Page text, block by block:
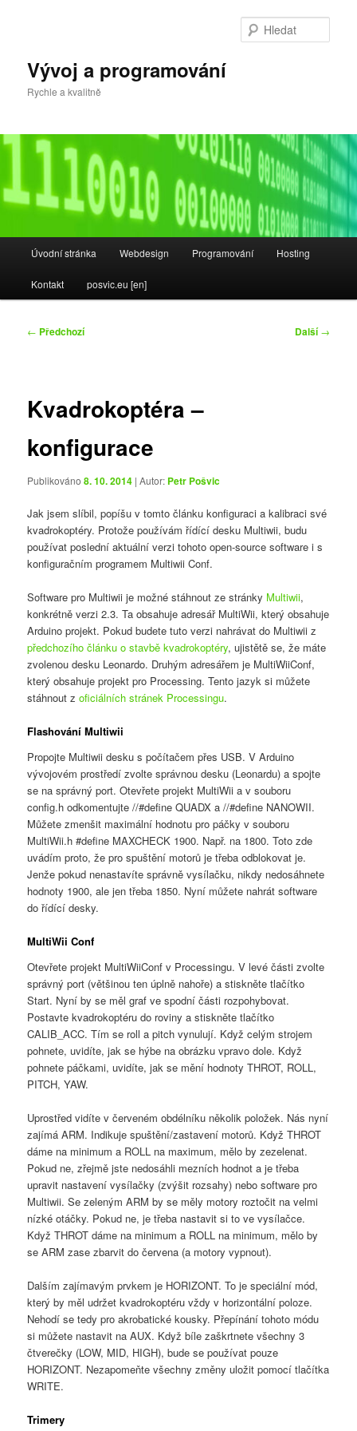
Vývoj a programování
Rychle a kvalitně
navigační
Úvodní stránka Webdesign Programování Hosting
Kontakt posvic.eu [en]
Navigace
← Předchozí Další→
Kvadrokoptéra –
konfigurace
Publikováno8. 10. 2014 | Autor: Petr Pošvic
Jak jsem slíbil, popíšu v tomto článku konfiguraci a kalibraci své
kvadrokoptéry. Protože používám řídící desku Multiwii, budu
používat poslední aktuální verzi tohoto open-source software i s
konfiguračním programem Multiwii Conf.
Software pro Multiwii je možné stáhnout ze stránky Multiwii,
konkrétně verzi 2.3. Ta obsahuje adresář MultiWii, který obsahuje
Arduino projekt. Pokud budete tuto verzi nahrávat do Multiwii z
předchozího článku o stavbě kvadrokoptéry, ujistětě se, že máte
zvolenou desku Leonardo. Druhým adresářem je MultiWiiConf,
který obsahuje projekt pro Processing. Tento jazyk si můžete
stáhnout zoficiálních stránek Processingu.
Flashování Multiwii
Propojte Multiwii desku s počítačem přes USB. V Arduino
vývojovém prostředí zvolte správnou desku (Leonardu) a spojte
se na správný port. Otevřete projekt MultiWii a v souboru
config.h odkomentujte //#define QUADX a //#define NANOWII.
Můžete zmenšit maximální hodnotu pro páčky v souboru
MultiWii.h #define MAXCHECK 1900. Např. na 1800. Toto zde
uvádím proto, že pro spuštění motorů je třeba odblokovat je.
Jenže pokud nenastavíte správně vysílačku, nikdy nedosáhnete
hodnoty 1900, ale jen třeba 1850. Nyní můžete nahrát software
do řídící desky.
MultiWii Conf
Otevřete projekt MultiWiiConf v Processingu. V levé části zvolte
správný port (většinou ten úplně nahoře) a stiskněte tlačítko
Start. Nyní by se měl graf ve spodní části rozpohybovat.
Postavte kvadrokoptéru do roviny a stiskněte tlačítko
CALIB_ACC. Tím se roll a pitch vynulují. Když celým strojem
pohnete, uvidíte, jak se hýbe na obrázku vpravo dole. Když
pohnete páčkami, uvidíte, jak se mění hodnoty THROT, ROLL,
PITCH, YAW.
Uprostřed vidíte v červeném obdélníku několik položek. Nás nyní
zajímá ARM. Indikuje spuštění/zastavení motorů. Když THROT
dáme na minimum a ROLL na maximum, mělo by zezelenat.
Pokud ne, zřejmě jste nedosáhli mezních hodnot a je třeba
upravit nastavení vysílačky (zvýšit rozsahy) nebo software pro
Multiwii. Se zeleným ARM by se měly motory roztočit na velmi
nízké otáčky. Pokud ne, je třeba nastavit si to ve vysílačce.
Když THROT dáme na minimum a ROLL na minimum, mělo by
se ARM zase zbarvit do červena (a motory vypnout).
Dalším zajímavým prvkem je HORIZONT. To je speciální mód,
který by měl udržet kvadrokoptéru vždy v horizontální poloze.
Nehodí se tedy pro akrobatické kousky. Přepínání tohoto módu
si můžete nastavit na AUX. Když bíle zaškrtnete všechny 3
čtverečky (LOW, MID, HIGH), bude se používat pouze
HORIZONT. Nezapomeňte všechny změny uložit pomocí tlačítka
WRITE.
Trimery